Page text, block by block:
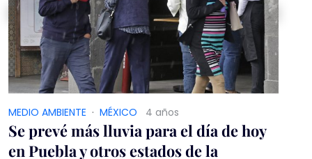
MEDIO AMBIENTE · MÉXICO 4 años
Se prevé más lluvia para el día de hoy
en Puebla y otros estados de la